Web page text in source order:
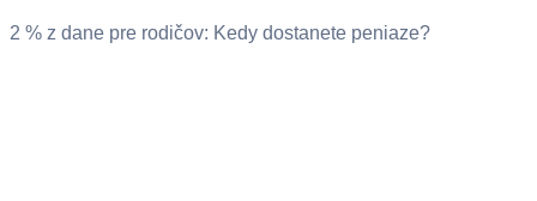
2 % z dane pre rodičov: Kedy dostanete peniaze?